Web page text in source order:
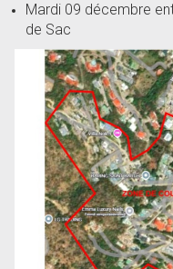
Mardi 09 décembre
de Sac